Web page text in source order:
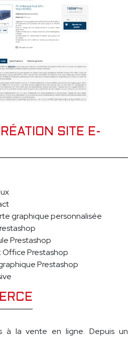
SITE E-
graphique personnalisée
Prestashop
Prestashop
Prestashop
à la vente en ligne. Depuis un